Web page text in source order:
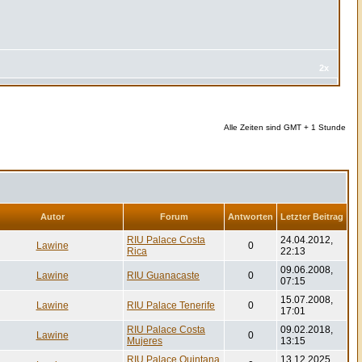
2x
Alle Zeiten sind GMT + 1 Stunde
Autor Forum Antworten Letzter Beitrag
Lawine
RIU Palace Costa
Rica
0
24.04.2012,
22:13
Lawine RIU Guanacaste 0
09.06.2008,
07:15
Lawine RIU Palace Tenerife 0
15.07.2008,
17:01
Lawine
RIU Palace Costa
Mujeres
0
09.02.2018,
13:15
RIU Palace Quintana 13.12.2025,